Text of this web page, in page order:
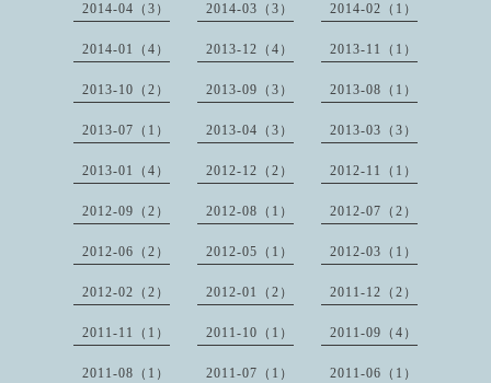
2014-04（3） 2014-03（3） 2014-02（1）
2014-01（4） 2013-12（4） 2013-11（1）
2013-10（2） 2013-09（3） 2013-08（1）
2013-07（1） 2013-04（3） 2013-03（3）
2013-01（4） 2012-12（2） 2012-11（1）
2012-09（2） 2012-08（1） 2012-07（2）
2012-06（2） 2012-05（1） 2012-03（1）
2012-02（2） 2012-01（2） 2011-12（2）
2011-11（1） 2011-10（1） 2011-09（4）
2011-08（1） 2011-07（1） 2011-06（1）